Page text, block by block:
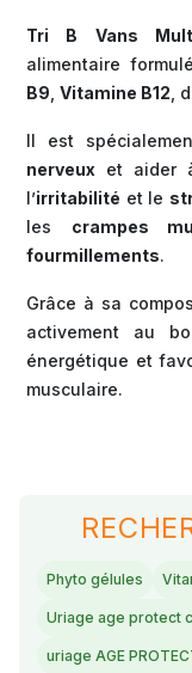
Tri B Vans
alimentaire
B9 Vitamine B12 ,
Il est
nerveux et aider
l’irritabilité et le
les crampes
fourmillements.
Grâce à sa
activement au
énergétique et
musculaire.
Phyto gélules
Uriage age protect
uriage AGE